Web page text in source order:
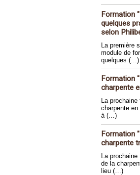
Formation
quelques
selon
La première
module de
quelques (…)
Formation
charpente
La
charpente
à (…)
Formation
charpente
La
de la
lieu (…)